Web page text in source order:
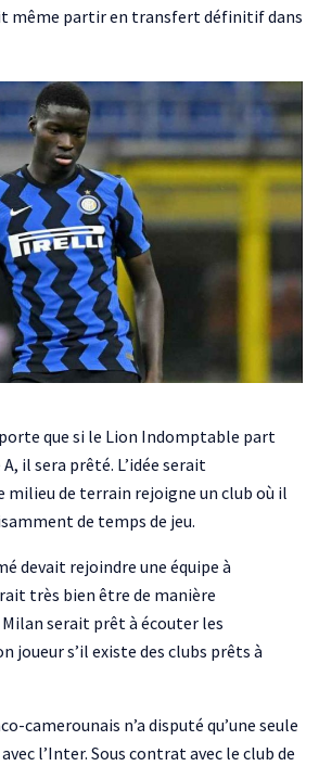
même partir en transfert définitif dans
que si le Lion Indomptable part
il sera prêté. L’idée serait
milieu de terrain rejoigne un club où il
de temps de jeu.
devait rejoindre une équipe à
très bien être de manière
serait prêt à écouter les
joueur s’il existe des clubs prêts à
camerounais n’a disputé qu’une seule
l’Inter. Sous contrat avec le club de